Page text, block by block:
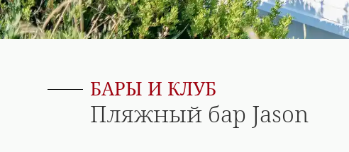
БАРЫ И КЛУБ
Пляжный бар Jason